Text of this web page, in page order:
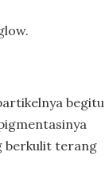
begitu
berkulit terang